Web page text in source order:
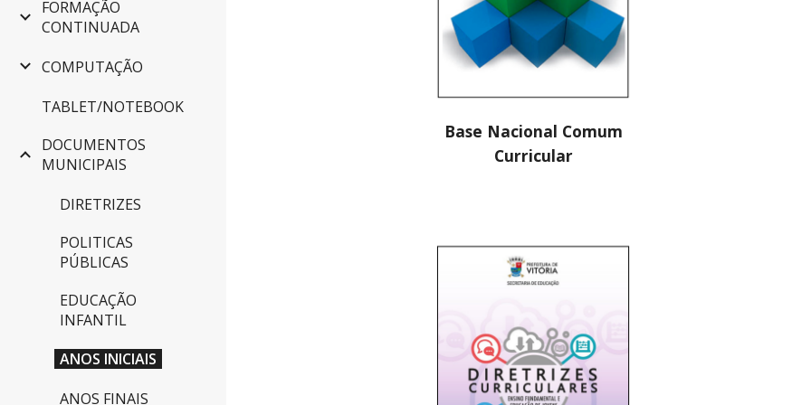
FORMAÇÃO
CONTINUADA
COMPUTAÇÃO
TABLET/NOTEBOOK
DOCUMENTOS
MUNICIPAIS
DIRETRIZES
POLITICAS
PÚBLICAS
EDUCAÇÃO
INFANTIL
ANOS INICIAIS
ANOS FINAIS
Base Nacional Comum
Curricular